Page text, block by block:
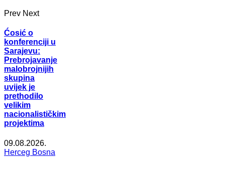
Prev Next
Ćosić o
konferenciji u
Sarajevu:
Prebrojavanje
malobrojnijih
skupina
uvijek je
prethodilo
velikim
nacionalističkim
projektima
09.08.2026.
Herceg Bosna